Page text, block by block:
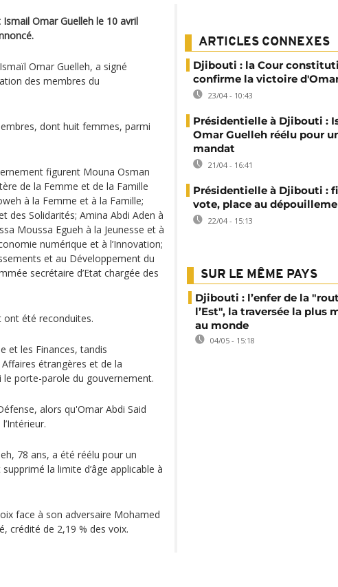
Omar Guelleh le 10 avril
Omar Guelleh, a signé
des membres du
dont huit femmes, parmi
figurent Mouna Osman
de la Femme et de la Famille
à la Femme et à la Famille;
des Solidarités; Amina Abdi Aden à
Moussa Egueh à la Jeunesse et à
numérique et à l’Innovation;
et au Développement du
secrétaire d’Etat chargée des
ont été reconduites.
et les Finances, tandis
étrangères et de la
porte-parole du gouvernement.
alors qu'Omar Abdi Said
78 ans, a été réélu pour un
la limite d’âge applicable à
face à son adversaire Mohamed
crédité de 2,19 % des voix.
ARTICLES CONNEXES
Djibouti : la Cour
confirme la victoire
23/04 - 10:43
Présidentielle à Djibouti :
Omar Guelleh réélu pour
mandat
21/04 - 16:41
Présidentielle à Djibouti :
vote, place au
22/04 - 15:13
SUR LE MÊME PAYS
Djibouti : l’enfer de la
l’Est", la traversée la plus
au monde
04/05 - 15:18